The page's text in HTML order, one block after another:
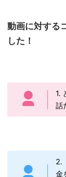
動画に対する
した！
1.
話
2.
金